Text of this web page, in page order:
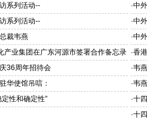
“科
系列活动--
·中
小
系列活动--
响力的应用示范高地
·中
裁韦燕 ·中
证
产业集团在广东河源市签署合作备忘录 ·香
36周年招待会 ·韦
华使馆吊唁：
·韦
性和确定性”
方位
·十
锚
·十